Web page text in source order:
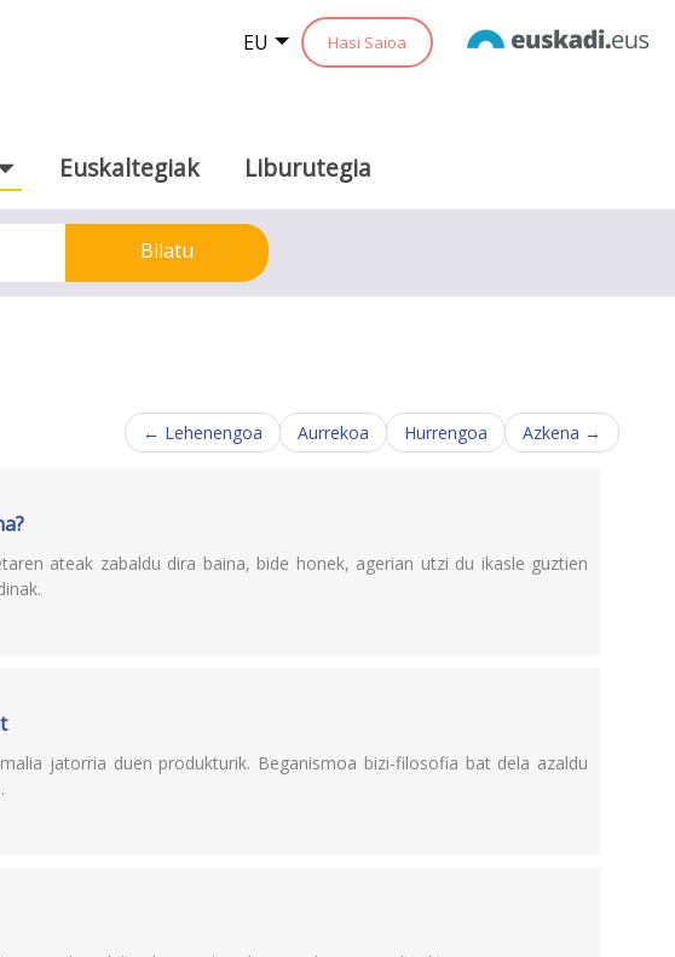
EU Hasi Saioa
Euskaltegiak Liburutegia
Bilatu
← Lehenengoa Aurrekoa Hurrengoa Azkena →
ateak zabaldu dira baina, bide honek, agerian utzi du ikasle guztien
jatorria duen produkturik. Beganismoa bizi-filosofia bat dela azaldu